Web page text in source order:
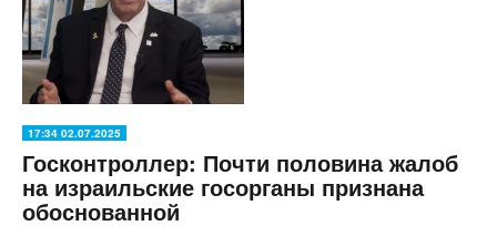
17:34 02.07.2025
Госконтроллер: Почти половина жалоб
на израильские госорганы признана
обоснованной